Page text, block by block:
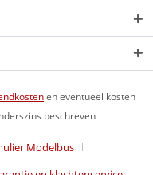
en eventueel kosten
beschreven
Modelbus